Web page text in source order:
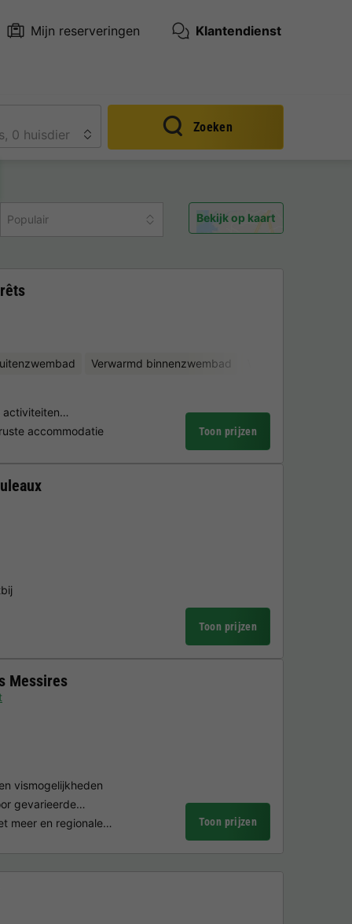
Mijn reserveringen Klantendienst
Zoeken
Populair Bekijk op kaart
Verwarmd binnenzwembad
activiteiten…
accommodatie
Toon prijzen
Toon prijzen
Messires
vismogelijkheden
gevarieerde…
meer en regionale…
Toon prijzen